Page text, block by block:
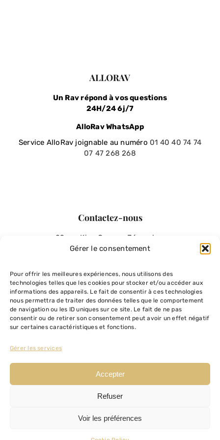
Gérer le consentement
Pour offrir les meilleures expériences, nous utilisons des
technologies telles que les cookies pour stocker et/ou accéder aux
informations des appareils. Le fait de consentir à ces technologies
nous permettra de traiter des données telles que le comportement
de navigation ou les ID uniques sur ce site. Le fait de ne pas
consentir ou de retirer son consentement peut avoir un effet négatif
sur certaines caractéristiques et fonctions.
Gérer les services
Accepter
Refuser
Voir les préférences
ALLORAV
Un Rav répond à vos questions
24H/24 6j/7
AlloRav WhatsApp
Service AlloRav joignable au numéro 01 40 40 74 74
07 47 268 268
Contactez-nous
29 rue King George, Jérusalem
Tél France:01 42 40 48 05
Email:contact@allorav.com
©2026 • Copyright AlloRav - Www.allorav.com